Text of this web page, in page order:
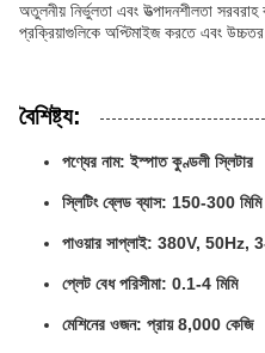
অতুলনীয় নির্ভুলতা এবং উত্পাদনশীলতা
প্রক্রিয়াগুলিকে অপ্টিমাইজ করতে এবং
বৈশিষ্ট্য:
পণ্যের নাম: ইস্পাত কুণ্ডলী স্লিটার
স্লিটিং ব্লেড ব্যাস: 150-300 মিমি
পাওয়ার সাপ্লাই: 380V, 50Hz,
প্লেট বেধ পরিসীমা: 0.1-4 মিমি
মেশিনের ওজন: প্রায় 8,000 কেজি